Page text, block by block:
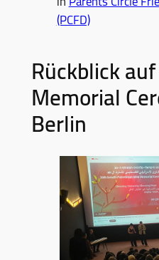
(PCFD)
Rückblick
Memorial
Berlin